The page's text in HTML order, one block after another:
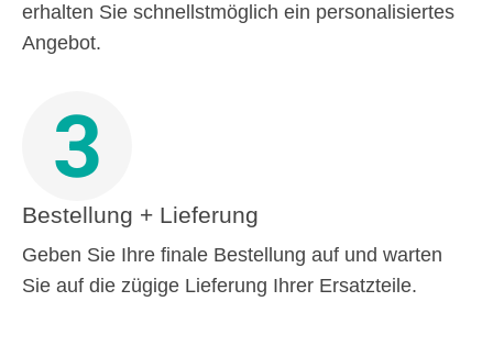
erhalten Sie schnellstmöglich ein personalisiertes
Angebot.
3
Bestellung + Lieferung
Geben Sie Ihre finale Bestellung auf und warten
Sie auf die zügige Lieferung Ihrer Ersatzteile.